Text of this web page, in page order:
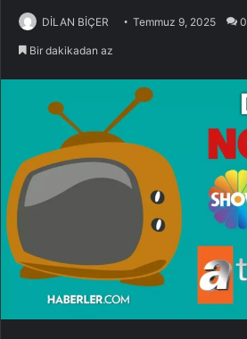
DİLAN BİÇER Temmuz 9, 2025 0
Bir dakikadan az